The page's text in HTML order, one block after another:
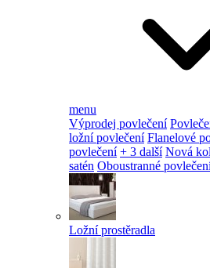
menu
Výprodej povlečení
ložní povlečení Flanelové
povlečení + 3 další Nová
satén Oboustranné
Ložní prostěradla